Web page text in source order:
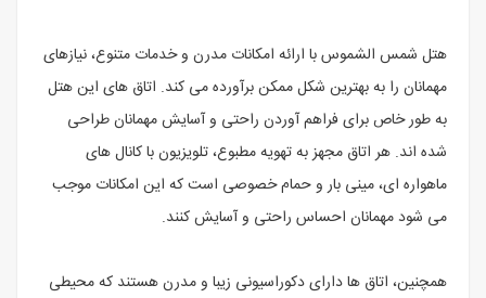
هتل شمس الشموس با ارائه امکانات مدرن و خدمات متنوع، نیازهای
مهمانان را به بهترین شکل ممکن برآورده می کند. اتاق های این هتل
به طور خاص برای فراهم آوردن راحتی و آسایش مهمانان طراحی
شده اند. هر اتاق مجهز به تهویه مطبوع، تلویزیون با کانال های
ماهواره ای، مینی بار و حمام خصوصی است که این امکانات موجب
می شود مهمانان احساس راحتی و آسایش کنند.
همچنین، اتاق ها دارای دکوراسیونی زیبا و مدرن هستند که محیطی